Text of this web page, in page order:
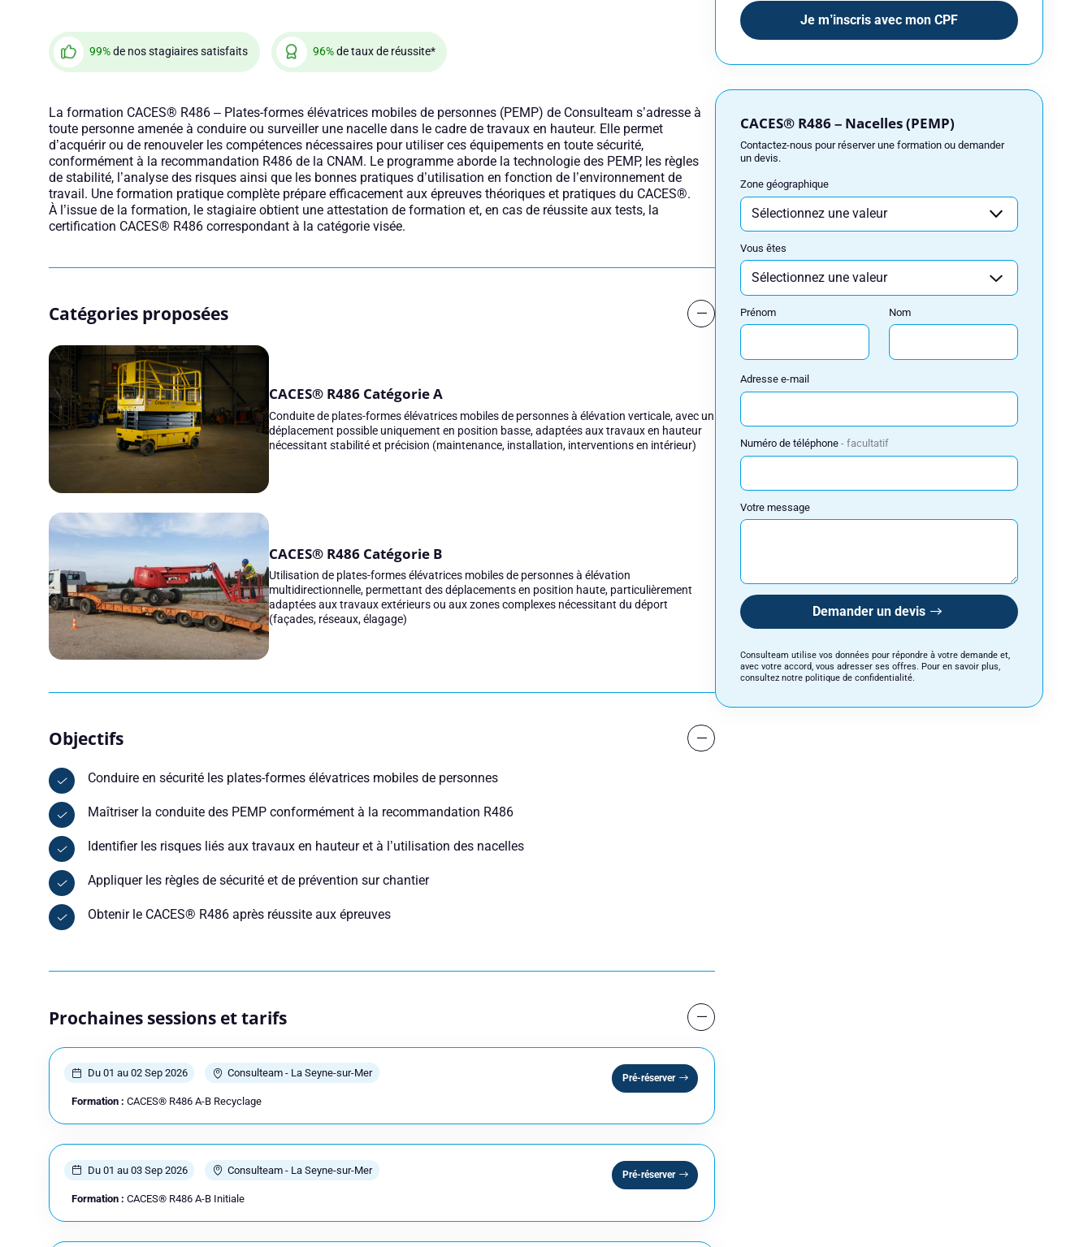
99%de nos stagiaires satisfaits 96%de taux de réussite*
La formation CACES® R486 – Plates-formes élévatrices mobiles de personnes (PEMP) de Consulteam s’adresse à
toute personne amenée à conduire ou surveiller une nacelle dans le cadre de travaux en hauteur. Elle permet
d’acquérir ou de renouveler les compétences nécessaires pour utiliser ces équipements en toute sécurité,
conformément à la recommandation R486 de la CNAM. Le programme aborde la technologie des PEMP, les règles
de stabilité, l’analyse des risques ainsi que les bonnes pratiques d’utilisation en fonction de l’environnement de
travail. Une formation pratique complète prépare efficacement aux épreuves théoriques et pratiques du CACES®.
À l’issue de la formation, le stagiaire obtient une attestation de formation et, en cas de réussite aux tests, la
certification CACES® R486 correspondant à la catégorie visée.
Catégories proposées
CACES® R486 Catégorie A
Conduite de plates-formes élévatrices mobiles de personnes à élévation verticale, avec un
déplacement possible uniquement en position basse, adaptées aux travaux en hauteur
nécessitant stabilité et précision (maintenance, installation, interventions en intérieur)
CACES® R486 Catégorie B
Utilisation de plates-formes élévatrices mobiles de personnes à élévation
multidirectionnelle, permettant des déplacements en position haute, particulièrement
adaptées aux travaux extérieurs ou aux zones complexes nécessitant du déport
(façades, réseaux, élagage)
Objectifs
Conduire en sécurité les plates-formes élévatrices mobiles de personnes
Maîtriser la conduite des PEMP conformément à la recommandation R486
Identifier les risques liés aux travaux en hauteur et à l’utilisation des nacelles
Appliquer les règles de sécurité et de prévention sur chantier
Obtenir le CACES® R486 après réussite aux épreuves
Prochaines sessions et tarifs
Du 01 au 02 Sep 2026 Consulteam - La Seyne-sur-Mer
Formation : CACES® R486 A-B Recyclage
Pré-réserver
Du 01 au 03 Sep 2026 Consulteam - La Seyne-sur-Mer
Formation : CACES® R486 A-B Initiale
Pré-réserver
Je m’inscris avec mon CPF
CACES® R486 – Nacelles (PEMP)
Contactez-nous pour réserver une formation ou demander
un devis.
Zone géographique
Vous êtes
Prénom Nom
Adresse e-mail
Numéro de téléphone facultatif
Votre message
Demander un devis
Consulteam utilise vos données pour répondre à votre demande et,
avec votre accord, vous adresser ses offres. Pour en savoir plus,
consultez notre politique de confidentialité.
Adresse e-mail
consultez notre politique de confidentialité.